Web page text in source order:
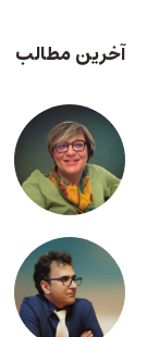
آخرین مطالب